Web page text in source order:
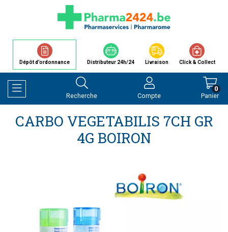
Dépôt d’ordonnance Distributeur 24h/24 Livraison Click & Collect
Afficher la navigation
Recherche Compte Panier
0
CARBO VEGETABILIS 7CH GR
4G BOIRON